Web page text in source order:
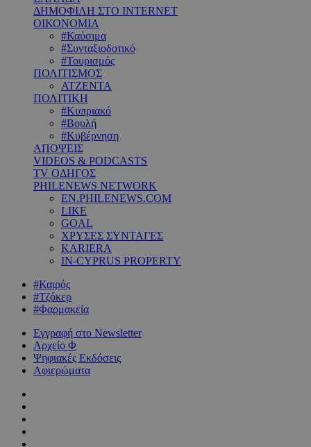
ΔΗΜΟΦΙΛΗ ΣΤΟ INTERNET
ΟΙΚΟΝΟΜΙΑ
#Καύσιμα
#Συνταξιοδοτικό
#Τουρισμός
ΠΟΛΙΤΙΣΜΟΣ
ΑΤΖΕΝΤΑ
ΠΟΛΙΤΙΚΗ
#Κυπριακό
#Βουλή
#Κυβέρνηση
ΑΠΟΨΕΙΣ
VIDEOS & PODCASTS
TV ΟΔΗΓΟΣ
PHILENEWS NETWORK
EN.PHILENEWS.COM
LIKE
GOAL
ΧΡΥΣΕΣ ΣΥΝΤΑΓΕΣ
KARIERA
IN-CYPRUS PROPERTY
#Καιρός
#Τζόκερ
#Φαρμακεία
Εγγραφή στο Newsletter
Αρχείο Φ
Ψηφιακές Εκδόσεις
Αφιερώματα